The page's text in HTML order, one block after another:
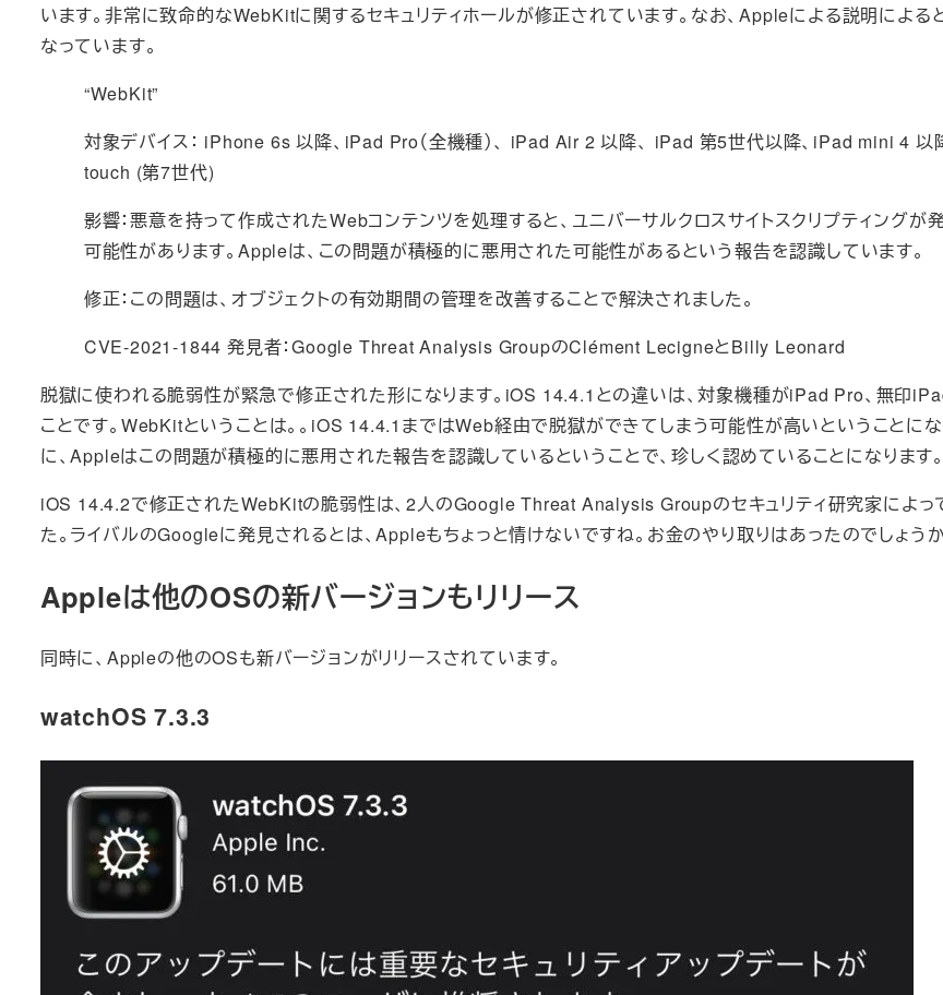
います。非常に致命的なWebKitに関するセキュリティホールが修正されています。なお、Appleによる説明による
なっています。
“WebKit”
対象デバイス： iPhone 6s 以降、iPad Pro（全機種）、 iPad Air 2 以降、 iPad 第5世代以降、iPad mini 4 以
touch (第7世代)
影響：悪意を持って作成されたWebコンテンツを処理すると、ユニバーサルクロスサイトスクリプティングが
可能性があります。Appleは、この問題が積極的に悪用された可能性があるという報告を認識しています。
修正：この問題は、オブジェクトの有効期間の管理を改善することで解決されました。
CVE-2021-1844 発見者：Google Threat Analysis GroupのClément LecigneとBilly Leonard
脱獄に使われる脆弱性が緊急で修正された形になります。iOS 14.4.1との違いは、対象機種がiPad Pro、無印
ことです。WebKitということは。。iOS 14.4.1まではWeb経由で脱獄ができてしまう可能性が高いということにな
に、Appleはこの問題が積極的に悪用された報告を認識しているということで、珍しく認めていることになります。
iOS 14.4.2で修正されたWebKitの脆弱性は、2人のGoogle Threat Analysis Groupのセキュリティ研究家によっ
た。ライバルのGoogleに発見されるとは、Appleもちょっと情けないですね。お金のやり取りはあったのでしょうか
Appleは他のOSの新バージョンもリリース
同時に、Appleの他のOSも新バージョンがリリースされています。
watchOS 7.3.3